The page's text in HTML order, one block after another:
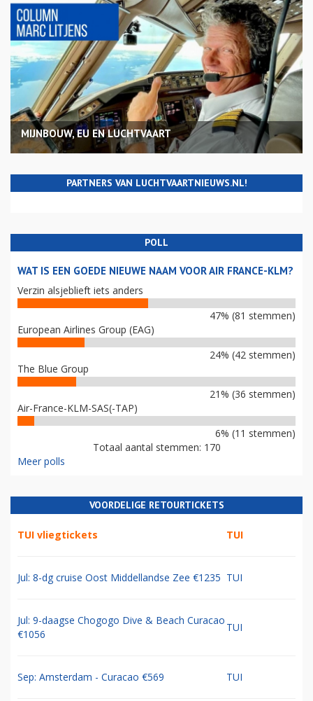
MIJNBOUW, EU EN LUCHTVAART
PARTNERS VAN LUCHTVAARTNIEUWS.NL!
POLL
WAT IS EEN GOEDE NIEUWE NAAM VOOR AIR FRANCE-KLM?
Verzin alsjeblieft iets anders
47% (81 stemmen)
European Airlines Group (EAG)
24% (42 stemmen)
The Blue Group
21% (36 stemmen)
Air-France-KLM-SAS(-TAP)
6% (11 stemmen)
Totaal aantal stemmen: 170
Meer polls
VOORDELIGE RETOURTICKETS
TUI vliegtickets TUI
Jul: 8-dg cruise Oost Middellandse Zee €1235 TUI
Jul: 9-daagse Chogogo Dive & Beach Curacao
€1056
TUI
Sep: Amsterdam - Curacao €569 TUI